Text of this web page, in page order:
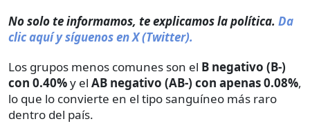
No solo te informamos, te explicamos la política. Da
clic aquí y síguenos en X (Twitter).
Los grupos menos comunes son el B negativo (B-)
con 0.40%y el AB negativo (AB-) con apenas 0.08%,
lo que lo convierte en el tipo sanguíneo más raro
dentro del país.